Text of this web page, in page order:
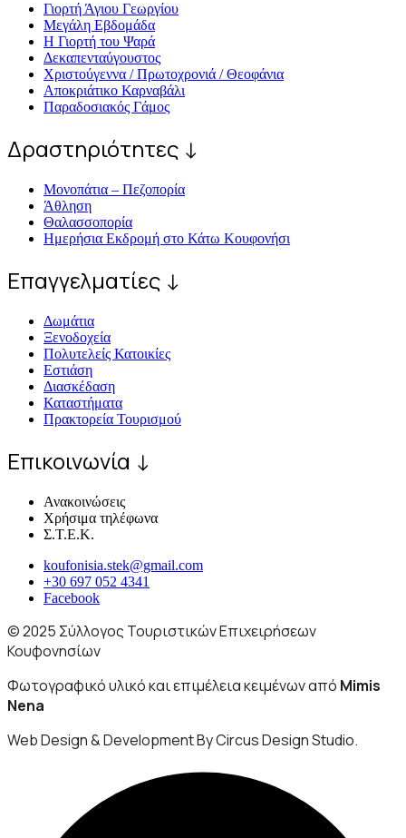
Γιορτή Άγιου Γεωργίου
Μεγάλη Εβδομάδα
Η Γιορτή του Ψαρά
Δεκαπενταύγουστος
Χριστούγεννα / Πρωτοχρονιά / Θεοφάνια
Αποκριάτικο Καρναβάλι
Παραδοσιακός Γάμος
Δραστηριότητες ↓
Μονοπάτια – Πεζοπορία
Άθληση
Θαλασσοπορία
Ημερήσια Εκδρομή στο Κάτω Κουφονήσι
Επαγγελματίες ↓
Δωμάτια
Ξενοδοχεία
Πολυτελείς Κατοικίες
Εστιάση
Διασκέδαση
Καταστήματα
Πρακτορεία Τουρισμού
Επικοινωνία ↓
Ανακοινώσεις
Χρήσιμα τηλέφωνα
Σ.Τ.Ε.Κ.
koufonisia.stek@gmail.com
+30 697 052 4341
Facebook
© 2025 Σύλλογος Τουριστικών Επιχειρήσεων
Κουφονησίων
Φωτογραφικό υλικό και επιμέλεια κειμένων από Mimis
Nena
Web Design & Development By Circus Design Studio.